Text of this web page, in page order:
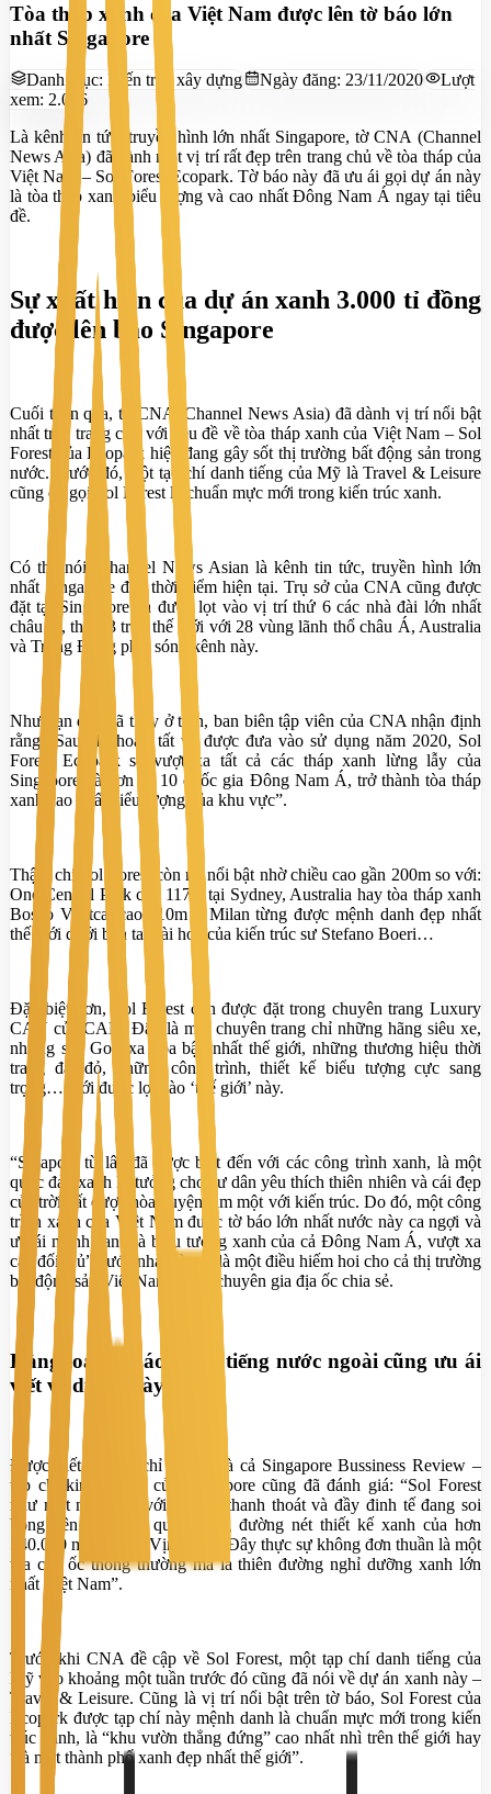
Tòa tháp xanh của Việt Nam được lên tờ báo lớn
nhất Singapore
Danh mục: Kiến trúc xây dựng Ngày đăng: 23/11/2020
Lượt
xem: 2.066
Là kênh tin tức, truyền hình lớn nhất Singapore, tờ CNA (Channel
News Asia) đã dành một vị trí rất đẹp trên trang chủ về tòa tháp của
Việt Nam – Sol Forest Ecopark. Tờ báo này đã ưu ái gọi dự án này
là tòa tháp xanh biểu tượng và cao nhất Đông Nam Á ngay tại tiêu
đề.
Sự xuất hiện của dự án xanh 3.000 tỉ đồng
được lên báo Singapore
Cuối tuần qua, tờ CNA (Channel News Asia) đã dành vị trí nổi bật
nhất trên trang chủ với tiêu đề về tòa tháp xanh của Việt Nam – Sol
Forest của Ecopark hiện đang gây sốt thị trường bất động sản trong
nước. Trước đó, một tạo chí danh tiếng của Mỹ là Travel & Leisure
cũng đã gọi Sol Forest là chuẩn mực mới trong kiến trúc xanh.
Có thể nói, Channel News Asian là kênh tin tức, truyền hình lớn
nhất Singapore đến thời điểm hiện tại. Trụ sở của CNA cũng được
đặt tại Singapore và được lọt vào vị trí thứ 6 các nhà đài lớn nhất
châu Á, thứ 23 trên thế giới với 28 vùng lãnh thổ châu Á, Australia
và Trung Đông phát sóng kênh này.
Như bạn đọc đã thấy ở trên, ban biên tập viên của CNA nhận định
rằng “Sau khi hoàn tất và được đưa vào sử dụng năm 2020, Sol
Forest Ecopark sẽ vượt xa tất cả các tháp xanh lừng lẫy của
Singapore và hơn cả 10 quốc gia Đông Nam Á, trở thành tòa tháp
xanh cao nhất biểu tượng của khu vực”.
Thậm chí Sol Forest còn rất nổi bật nhờ chiều cao gần 200m so với:
One Central Park cao 117m tại Sydney, Australia hay tòa tháp xanh
Bosco Veritcal cao 110m ở Milan từng được mệnh danh đẹp nhất
thế giới dưới bàn tay tài hoa của kiến trúc sư Stefano Boeri…
Đặc biệt hơn, Sol Forest còn được đặt trong chuyên trang Luxury
CAN của CAN. Đây là một chuyên trang chỉ những hãng siêu xe,
những sân Golf xa hoa bậc nhất thế giới, những thương hiệu thời
trang đắt đỏ, những công trình, thiết kế biểu tượng cực sang
trọng… mới được lọt vào ‘thế giới’ này.
“Sigapore từ lâu đã được biết đến với các công trình xanh, là một
quốc đảo xanh lý tưởng cho cư dân yêu thích thiên nhiên và cái đẹp
của trời đất được hòa quyện làm một với kiến trúc. Do đó, một công
trình xanh của Việt Nam được tờ báo lớn nhất nước này ca ngợi và
ưu ái mệnh danh là biểu tượng xanh của cả Đông Nam Á, vượt xa
cả “đối thủ” nước nhà thì quả là một điều hiếm hoi cho cả thị trường
bất động sản Việt Nam”, một chuyên gia địa ốc chia sẻ.
Hàng loạt tờ báo danh tiếng nước ngoài cũng ưu ái
viết về dự án này
Được biết, không chỉ CNA mà cả Singapore Bussiness Review –
tạp chí kinh doanh của Singapore cũng đã đánh giá: “Sol Forest
như một nàng thơ với vẻ đẹp thanh thoát và đầy đinh tế đang soi
bóng bên hồ nước qua những đường nét thiết kế xanh của hơn
540.000 m2 bên bờ Vịnh Đảo. Đây thực sự không đơn thuần là một
tòa cao ốc thông thường mà là thiên đường nghỉ dưỡng xanh lớn
nhất Việt Nam”.
Trước khi CNA đề cập về Sol Forest, một tạp chí danh tiếng của
Mỹ vào khoảng một tuần trước đó cũng đã nói về dự án xanh này –
Travel & Leisure. Cũng là vị trí nổi bật trên tờ báo, Sol Forest của
Ecopark được tạp chí này mệnh danh là chuẩn mực mới trong kiến
trúc xanh, là “khu vườn thẳng đứng” cao nhất nhì trên thế giới hay
“là một thành phố xanh đẹp nhất thế giới”.